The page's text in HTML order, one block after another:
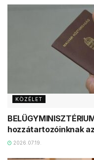
KÖZÉLET
hozzátartozóinknak
2026.07.19.